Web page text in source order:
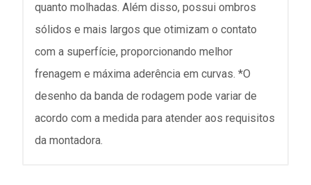
quanto molhadas. Além disso, possui ombros
sólidos e mais largos que otimizam o contato
com a superfície, proporcionando melhor
frenagem e máxima aderência em curvas. *O
desenho da banda de rodagem pode variar de
acordo com a medida para atender aos requisitos
da montadora.